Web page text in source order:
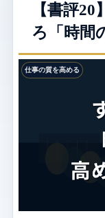
【書評
ろ「時間
仕事の質を高める